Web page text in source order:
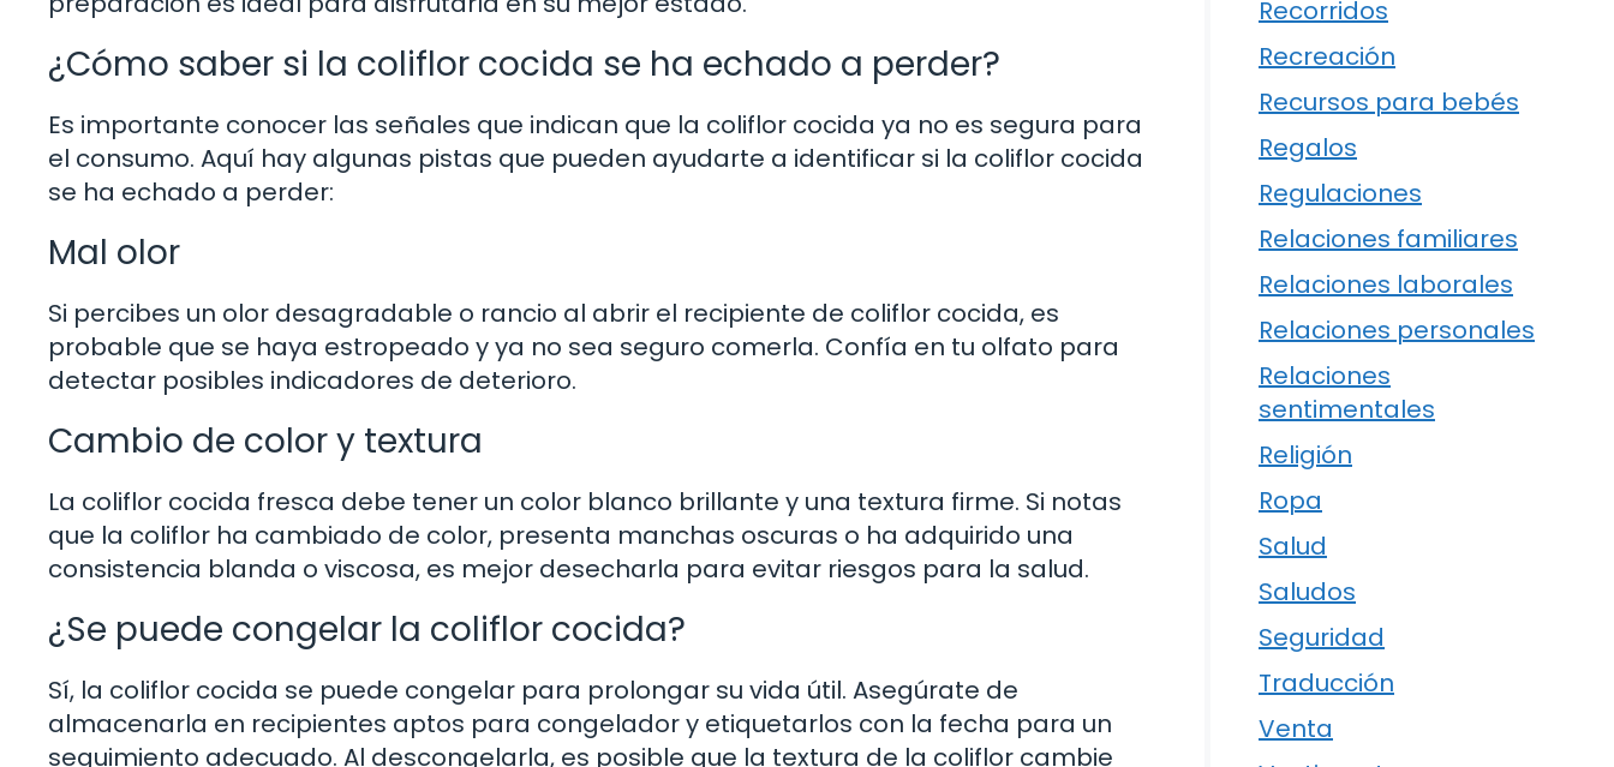
¿Cómo saber si la coliflor cocida se ha echado a perder?
Es importante conocer las señales que indican que la coliflor cocida ya no es segura para
el consumo. Aquí hay algunas pistas que pueden ayudarte a identificar si la coliflor cocida
se ha echado a perder:
Mal olor
Si percibes un olor desagradable o rancio al abrir el recipiente de coliflor cocida, es
probable que se haya estropeado y ya no sea seguro comerla. Confía en tu olfato para
detectar posibles indicadores de deterioro.
Cambio de color y textura
La coliflor cocida fresca debe tener un color blanco brillante y una textura firme. Si notas
que la coliflor ha cambiado de color, presenta manchas oscuras o ha adquirido una
consistencia blanda o viscosa, es mejor desecharla para evitar riesgos para la salud.
¿Se puede congelar la coliflor cocida?
Sí, la coliflor cocida se puede congelar para prolongar su vida útil. Asegúrate de
almacenarla en recipientes aptos para congelador y etiquetarlos con la fecha para un
seguimiento adecuado. Al descongelarla, es posible que la textura de la coliflor cambie
Recorridos
Recreación
Recursos para bebés
Regalos
Regulaciones
Relaciones familiares
Relaciones laborales
Relaciones personales
Relaciones
sentimentales
Religión
Ropa
Salud
Saludos
Seguridad
Traducción
Venta